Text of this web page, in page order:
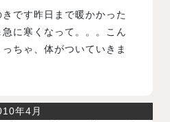
です昨日まで暖かかった
に寒くなって。。。こん
ちゃ、体がついていきま
年4月